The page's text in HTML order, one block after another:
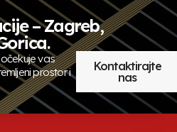
– Zagreb,
vas
prostor i
Kontaktirajte
nas